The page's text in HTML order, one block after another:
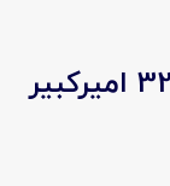
عوامل مؤثر بر قیمت میلگرد 32 امیرکبیر